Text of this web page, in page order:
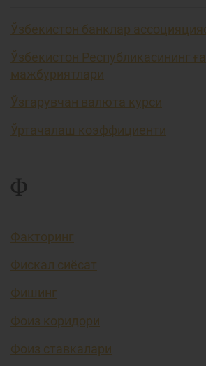
Ўзбекистон банклар
Ўзбекистон Республикасининг
мажбуриятлари
Ўзгарувчан валюта курси
Ўртачалаш коэффициенти
Ф
Факторинг
Фискал сиёсат
Фишинг
Фоиз коридори
Фоиз ставкалари